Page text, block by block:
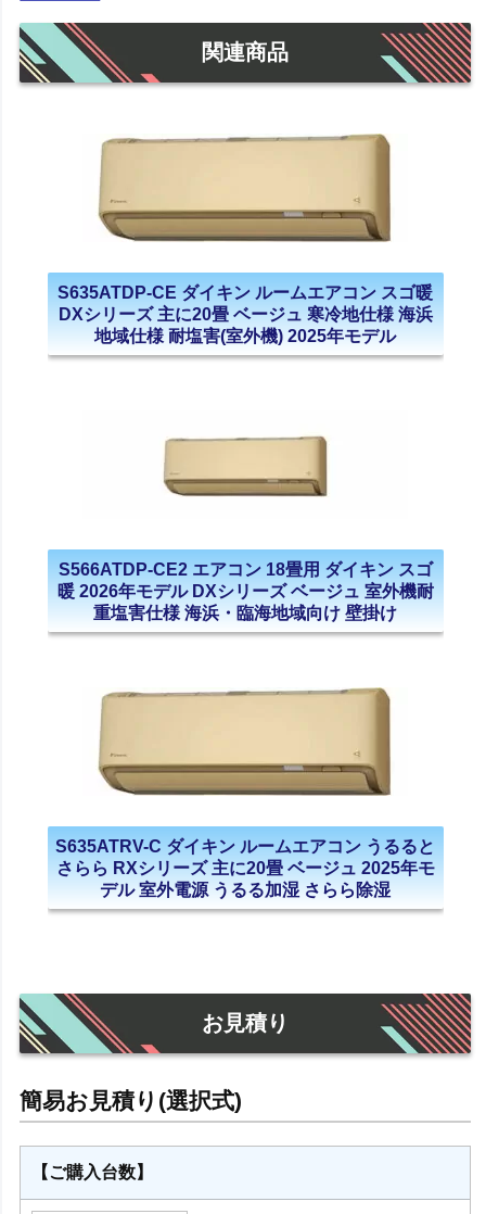
関連商品
S635ATDP-CE ダイキン ルームエアコン スゴ暖
DXシリーズ 主に20畳 ベージュ 寒冷地仕様 海浜
地域仕様 耐塩害(室外機) 2025年モデル
S566ATDP-CE2 エアコン 18畳用 ダイキン スゴ
暖 2026年モデル DXシリーズ ベージュ 室外機耐
重塩害仕様 海浜・臨海地域向け 壁掛け
S635ATRV-C ダイキン ルームエアコン うるると
さらら RXシリーズ 主に20畳 ベージュ 2025年モ
デル 室外電源 うるる加湿 さらら除湿
お見積り
【ご購入台数】